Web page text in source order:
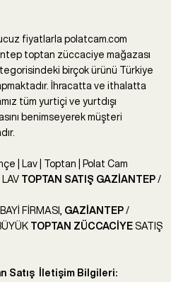
fiyatlarla polatcam.com
toptan züccaciye mağazası
birçok ürünü Türkiye
İhracatta ve ithalatta
tüm yurtiçi ve yurtdışı
benimseyerek müşteri
| Lav | Toptan | Polat Cam
LAV TOPTAN SATIŞ GAZİANTEP /
BAYİ FİRMASI, GAZİANTEP /
TOPTAN ZÜCCACİYE SATIŞ
Satış İletişim Bilgileri: